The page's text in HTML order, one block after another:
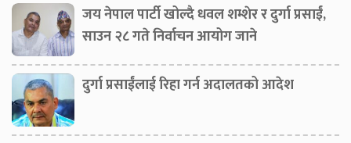
जय नेपाल पार्टी खोल्दै धवल शम्शेर र दुर्गा प्रसाईं,
साउन २८ गते निर्वाचन आयोग जाने
दुर्गा प्रसाईंलाई रिहा गर्न अदालतको आदेश